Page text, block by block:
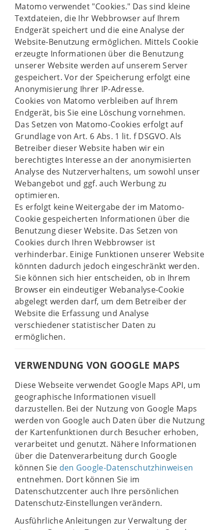
Matomo verwendet "Cookies." Das sind kleine
Textdateien, die Ihr Webbrowser auf Ihrem
Endgerät speichert und die eine Analyse der
Website-Benutzung ermöglichen. Mittels Cookie
erzeugte Informationen über die Benutzung
unserer Website werden auf unserem Server
gespeichert. Vor der Speicherung erfolgt eine
Anonymisierung Ihrer IP-Adresse.
Cookies von Matomo verbleiben auf Ihrem
Endgerät, bis Sie eine Löschung vornehmen.
Das Setzen von Matomo-Cookies erfolgt auf
Grundlage von Art. 6 Abs. 1 lit. f DSGVO. Als
Betreiber dieser Website haben wir ein
berechtigtes Interesse an der anonymisierten
Analyse des Nutzerverhaltens, um sowohl unser
Webangebot und ggf. auch Werbung zu
optimieren.
Es erfolgt keine Weitergabe der im Matomo-
Cookie gespeicherten Informationen über die
Benutzung dieser Website. Das Setzen von
Cookies durch Ihren Webbrowser ist
verhinderbar. Einige Funktionen unserer Website
könnten dadurch jedoch eingeschränkt werden.
Sie können sich hier entscheiden, ob in Ihrem
Browser ein eindeutiger Webanalyse-Cookie
abgelegt werden darf, um dem Betreiber der
Website die Erfassung und Analyse
verschiedener statistischer Daten zu
ermöglichen.
VERWENDUNG VON GOOGLE MAPS
Diese Webseite verwendet Google Maps API, um
geographische Informationen visuell
darzustellen. Bei der Nutzung von Google Maps
werden von Google auch Daten über die Nutzung
der Kartenfunktionen durch Besucher erhoben,
verarbeitet und genutzt. Nähere Informationen
über die Datenverarbeitung durch Google
können Sie den Google-Datenschutzhinweisen
entnehmen. Dort können Sie im
Datenschutzcenter auch Ihre persönlichen
Datenschutz-Einstellungen verändern.
Ausführliche Anleitungen zur Verwaltung der